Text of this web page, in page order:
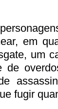
em
um
de
fugir